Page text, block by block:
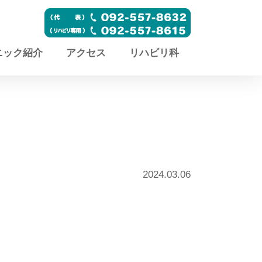
ック紹介 アクセス リハビリ科
2024.03.06